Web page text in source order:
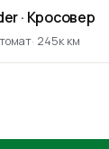
· Кросовер
245к км